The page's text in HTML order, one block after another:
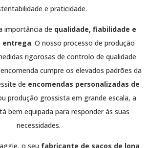
e praticidade.
importância de qualidade, fiabilidade e
entrega. O nosso processo de produção
rigorosas de controlo de qualidade
cumpre os elevados padrões da
de encomendas personalizadas de
produção grossista em grande escala, a
bem equipada para responder às suas
necessidades.
o seu fabricante de sacos de lona